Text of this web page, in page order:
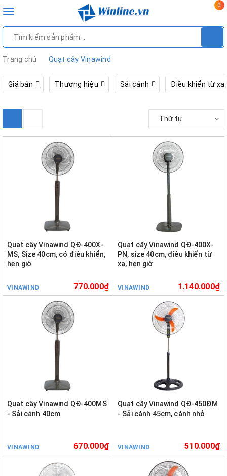
Toggle
0
Trang chủ Quạt cây Vinawind
Giá bán Thương hiệu Sải cánh Điều khiển từ xa
Thứ tự
Quạt cây Vinawind QĐ-400X-
MS, Size 40cm, có điều khiển,
hẹn giờ
VINAWIND 770.000₫
Quạt cây Vinawind QĐ-400X-
PN, size 40cm, điều khiển từ
xa, hẹn giờ
VINAWIND 1.140.000₫
Quạt cây Vinawind QĐ-400MS
- Sải cánh 40cm
VINAWIND 670.000₫
Quạt cây Vinawind QĐ-450ĐM
- Sải cánh 45cm, cánh nhỏ
VINAWIND 510.000₫